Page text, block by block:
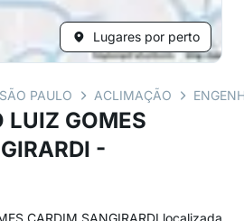
Lugares por perto
SÃO PAULO ACLIMAÇÃO
LUIZ GOMES
-
CARDIM SANGIRARDI localizada